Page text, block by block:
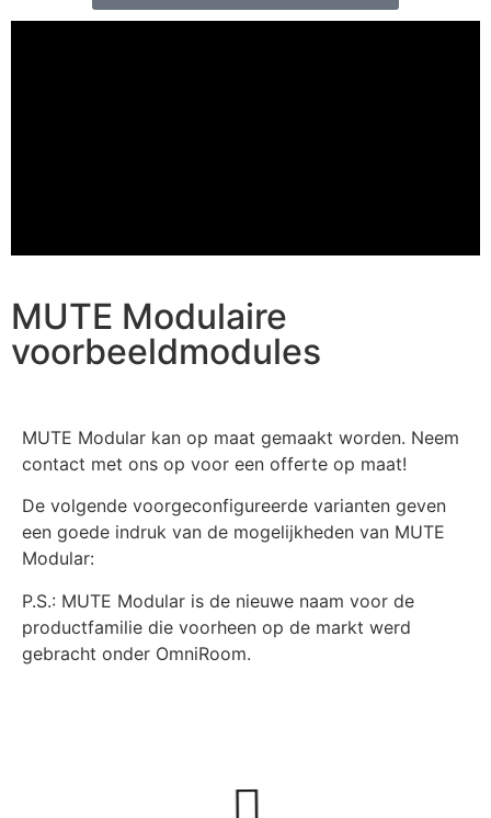
MUTE Modulaire
voorbeeldmodules
MUTE Modular kan op maat gemaakt worden. Neem
contact met ons op voor een offerte op maat!
De volgende voorgeconfigureerde varianten geven
een goede indruk van de mogelijkheden van MUTE
Modular:
P.S.: MUTE Modular is de nieuwe naam voor de
productfamilie die voorheen op de markt werd
gebracht onder OmniRoom.